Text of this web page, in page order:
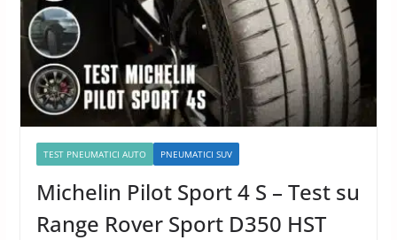
TEST PNEUMATICI AUTO PNEUMATICI SUV
Michelin Pilot Sport 4 S – Test su
Range Rover Sport D350 HST